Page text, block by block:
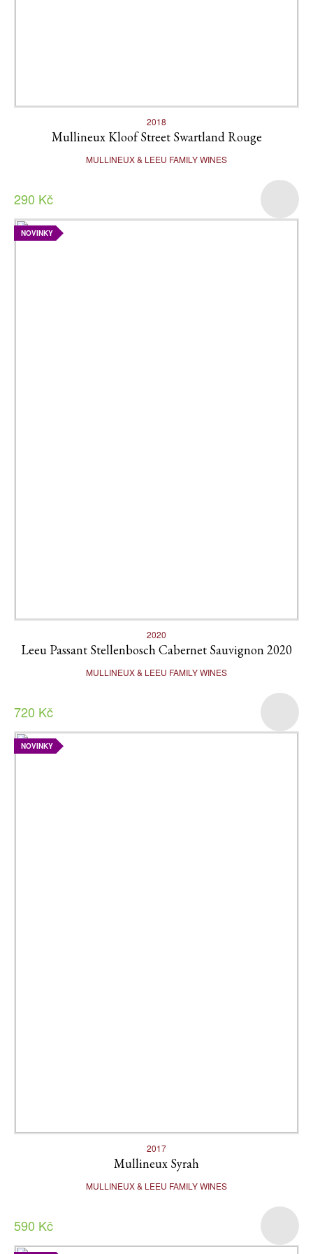
2018
Mullineux Kloof Street Swartland Rouge
MULLINEUX & LEEU FAMILY WINES
290 Kč
NOVINKY
2020
Leeu Passant Stellenbosch Cabernet Sauvignon 2020
MULLINEUX & LEEU FAMILY WINES
720 Kč
NOVINKY
2017
Mullineux Syrah
MULLINEUX & LEEU FAMILY WINES
590 Kč